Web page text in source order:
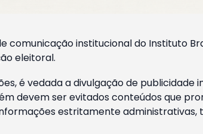
comunicação institucional do Instituto
eleitoral.
é vedada a divulgação de
devem ser evitados conteúdos que
estritamente